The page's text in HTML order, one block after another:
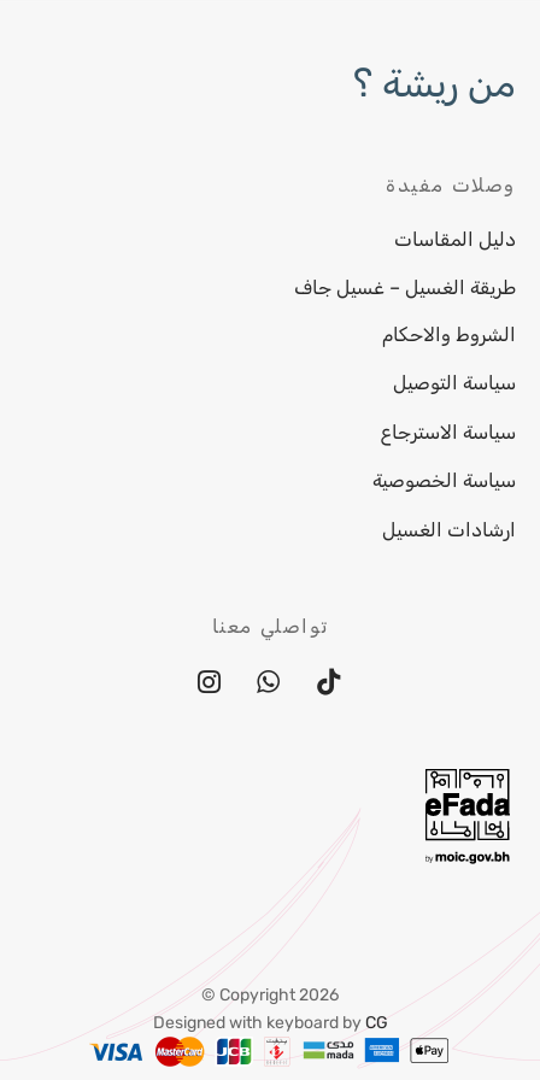
من ريشة ؟
وصلات مفيدة
دليل المقاسات
طريقة الغسيل – غسيل جاف
الشروط والاحكام
سياسة التوصيل
سياسة الاسترجاع
سياسة الخصوصية
ارشادات الغسيل
تواصلي معنا
Copyright 2026 ©
Designed with keyboard byCG